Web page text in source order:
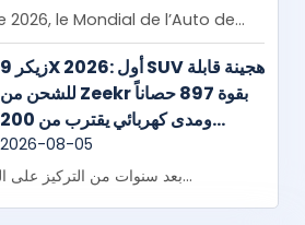
2026, le Mondial de l’Auto de...
زيكر 9X 2026: أول SUV هجينة قابلة
للشحن من Zeekr بقوة 897 حصاناً
ومدى كهربائي يقترب من 200
كيلومتر
2026-08-05
بعد سنوات من التركيز على السيارات الكهربائية بالكا...